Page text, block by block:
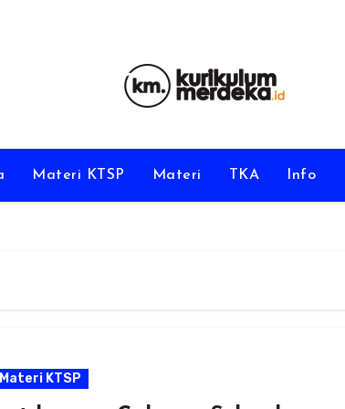
Materi KTSP Materi TKA Info
Materi KTSP